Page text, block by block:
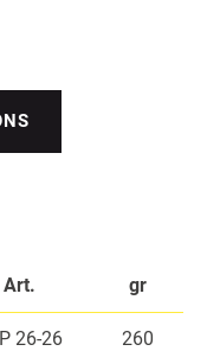
Art. gr
26-26 260